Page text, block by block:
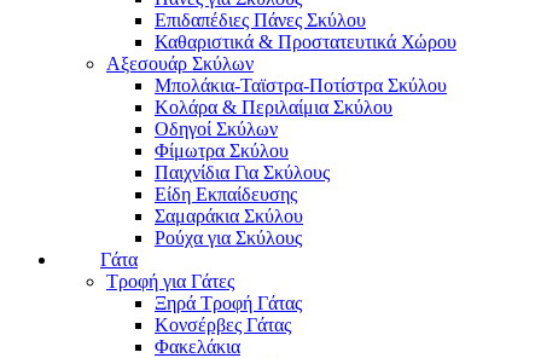
Επιδαπέδιες Πάνες Σκύλου
Καθαριστικά & Προστατευτικά Χώρου
Αξεσουάρ Σκύλων
Μπολάκια-Ταϊστρα-Ποτίστρα Σκύλου
Κολάρα & Περιλαίμια Σκύλου
Οδηγοί Σκύλων
Φίμωτρα Σκύλου
Παιχνίδια Για Σκύλους
Είδη Εκπαίδευσης
Σαμαράκια Σκύλου
Ρούχα για Σκύλους
Γάτα
Τροφή για Γάτες
Ξηρά Τροφή Γάτας
Κονσέρβες Γάτας
Φακελάκια